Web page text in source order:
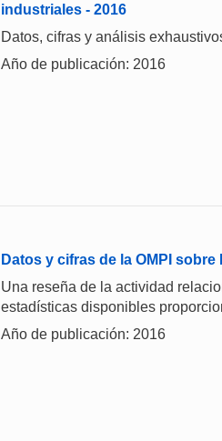
industriales - 2016
Datos, cifras y análisis
Año de publicación: 2016
Datos y cifras de la OMPI sobre
Una reseña de la actividad
estadísticas disponibles
Año de publicación: 2016